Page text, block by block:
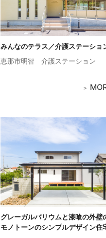
みんなのテラス／介護ステーショ
恵那市明智 介護ステーション
グレーガルバリウムと漆喰の外壁
モノトーンのシンプルデザイン住